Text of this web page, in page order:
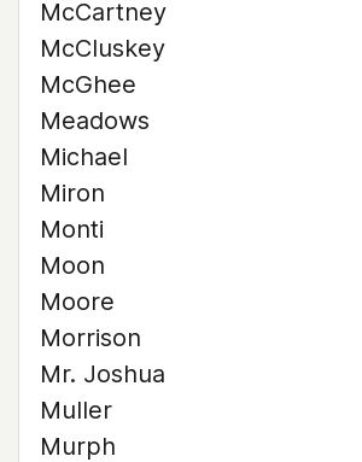
McCartney
McCluskey
McGhee
Meadows
Michael
Miron
Monti
Moon
Moore
Morrison
Mr. Joshua
Muller
Murph